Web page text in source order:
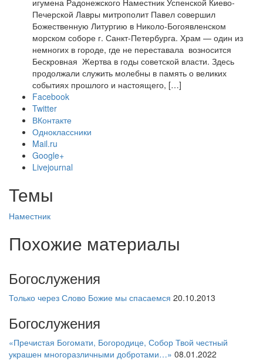
игумена Радонежского Наместник Успенской Киево-
Печерской Лавры митрополит Павел совершил
Божественную Литургию в Николо-Богоявленском
морском соборе г. Санкт-Петербурга. Храм — один из
немногих в городе, где не переставала возносится
Бескровная Жертва в годы советской власти. Здесь
продолжали служить молебны в память о великих
событиях прошлого и настоящего, […]
Facebook
Twitter
ВКонтакте
Одноклассники
Mail.ru
Google+
Livejournal
Темы
Наместник
Похожие материалы
Богослужения
Только через Слово Божие мы спасаемся 20.10.2013
Богослужения
«Пречистая Богомати, Богородице, Собор Твой честный
украшен многоразличными добротами…» 08.01.2022